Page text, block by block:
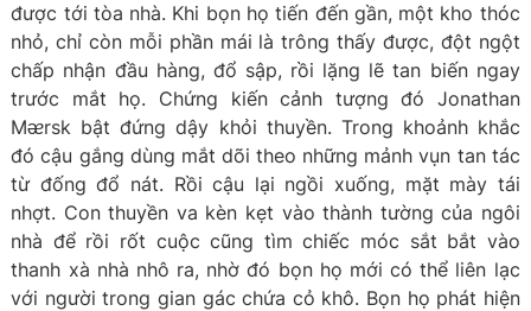
được tới tòa nhà. Khi bọn họ tiến đến gần, một kho thóc
nhỏ, chỉ còn mỗi phần mái là trông thấy được, đột ngột
chấp nhận đầu hàng, đổ sập, rồi lặng lẽ tan biến ngay
trước mắt họ. Chứng kiến cảnh tượng đó Jonathan
Mᴂrsk bật đứng dậy khỏi thuyền. Trong khoảnh khắc
đó cậu gắng dùng mắt dõi theo những mảnh vụn tan tác
từ đống đổ nát. Rồi cậu lại ngồi xuống, mặt mày tái
nhợt. Con thuyền va kèn kẹt vào thành tường của ngôi
nhà để rồi rốt cuộc cũng tìm chiếc móc sắt bắt vào
thanh xà nhà nhô ra, nhờ đó bọn họ mới có thể liên lạc
với người trong gian gác chứa cỏ khô. Bọn họ phát hiện